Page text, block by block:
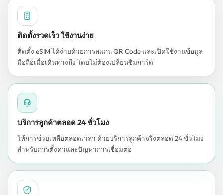
ติดตั้งรวดเร็ว ใช้งานง่าย
ติดตั้ง eSIM ได้ง่ายด้วยการสแกน QR Code และเปิดใช้งานข้อมูล
มือถือเมื่อเดินทางถึง โดยไม่ต้องเปลี่ยนซิมการ์ด
บริการลูกค้าตลอด 24 ชั่วโมง
ให้การช่วยเหลือตลอดเวลา ด้วยบริการลูกค้าจริงตลอด 24 ชั่วโมง
สำหรับการตั้งค่าและปัญหาการเชื่อมต่อ